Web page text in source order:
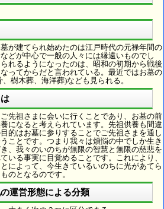
が建てられ始めたのは江戸時代の元禄年間の
どが中心で一般の人々には縁遠いものでし
れるようになったのは、昭和の初期から戦後
ってからだと言われている。最近ではお墓の
樹木葬、海洋葬)なども見られる。
先祖さまに会いに行くことであり、お墓の前
になると考えられています。先祖供養も間違
的はお墓に参りすることでご先祖さまを通し
ことです。つまり我々は煩悩の中でしか生き
、我々のいのちが無限の智慧と無限の慈悲を
いる事実に目覚めることです。これにより、
によって、今生きているいのちに光があてら
のとなるのです。
運営形態による分類